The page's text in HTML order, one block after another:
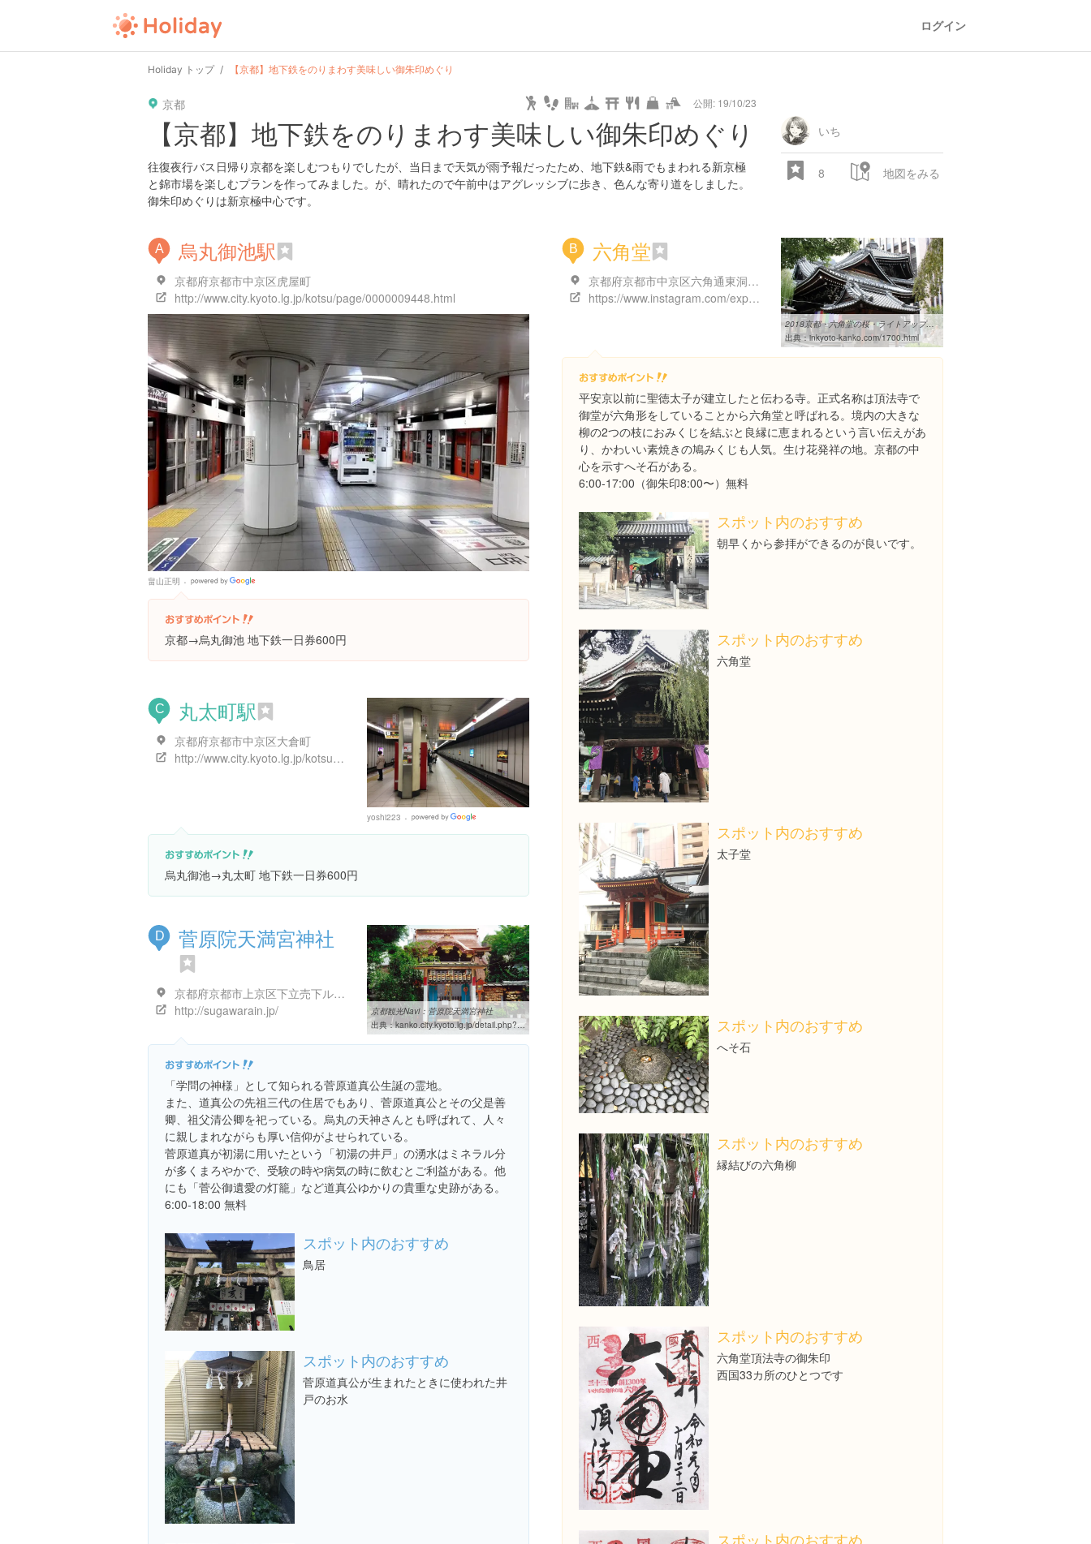
ログイン
Holiday トップ 【京都】地下鉄をのりまわす美味しい御朱印めぐり
京都 公開: 19/10/23
28.522 px
user
osaka hyogo
pin time url guide hot type star camera
【京都】地下鉄をのりまわす美味しい御朱印めぐり
往復夜行バス日帰り京都を楽しむつもりでしたが、当日まで天気が雨予報だったため、地下鉄&雨でもまわれる新京極
と錦市場を楽しむプランを作ってみました。が、晴れたので午前中はアグレッシブに歩き、色んな寄り道をしました。
御朱印めぐりは新京極中心です。
いち
8 地図をみる
A 烏丸御池駅
京都府京都市中京区虎屋町
http://www.city.kyoto.lg.jp/kotsu/page/0000009448.html
畠山正明
Places
京都→烏丸御池 地下鉄一日券600円
B 六角堂
京都府京都市中京区六角通東洞院西入堂之前町２４８
https://www.instagram.com/explore/locations/234701849
2018京都・六角堂の桜・ライトアップ情報！開花時期はいつ？
出典：inkyoto-kanko.com/1700.html
平安京以前に聖徳太子が建立したと伝わる寺。正式名称は頂法寺で
御堂が六角形をしていることから六角堂と呼ばれる。境内の大きな
柳の2つの枝におみくじを結ぶと良縁に恵まれるという言い伝えがあ
り、かわいい素焼きの鳩みくじも人気。生け花発祥の地。京都の中
心を示すへそ石がある。
6:00-17:00（御朱印8:00〜）無料
スポット内のおすすめ
朝早くから参拝ができるのが良いです。
スポット内のおすすめ
六角堂
スポット内のおすすめ
太子堂
スポット内のおすすめ
へそ石
スポット内のおすすめ
縁結びの六角柳
スポット内のおすすめ
六角堂頂法寺の御朱印
西国33カ所のひとつです
スポット内のおすすめ
C 丸太町駅
京都府京都市中京区大倉町
http://www.city.kyoto.lg.jp/kotsu/page/0000009434.html
yoshi223
Places
烏丸御池→丸太町 地下鉄一日券600円
D 菅原院天満宮神社
京都府京都市上京区下立売下ル堀松町４０６
http://sugawarain.jp/
京都観光Navi：菅原院天満宮神社
出典：kanko.city.kyoto.lg.jp/detail.php?InforKindCode=1&ManageCode=1000352
「学問の神様」として知られる菅原道真公生誕の霊地。
また、道真公の先祖三代の住居でもあり、菅原道真公とその父是善
卿、祖父清公卿を祀っている。烏丸の天神さんとも呼ばれて、人々
に親しまれながらも厚い信仰がよせられている。
菅原道真が初湯に用いたという「初湯の井戸」の湧水はミネラル分
が多くまろやかで、受験の時や病気の時に飲むとご利益がある。他
にも「菅公御遺愛の灯籠」など道真公ゆかりの貴重な史跡がある。
6:00-18:00 無料
スポット内のおすすめ
鳥居
スポット内のおすすめ
菅原道真公が生まれたときに使われた井
戸のお水